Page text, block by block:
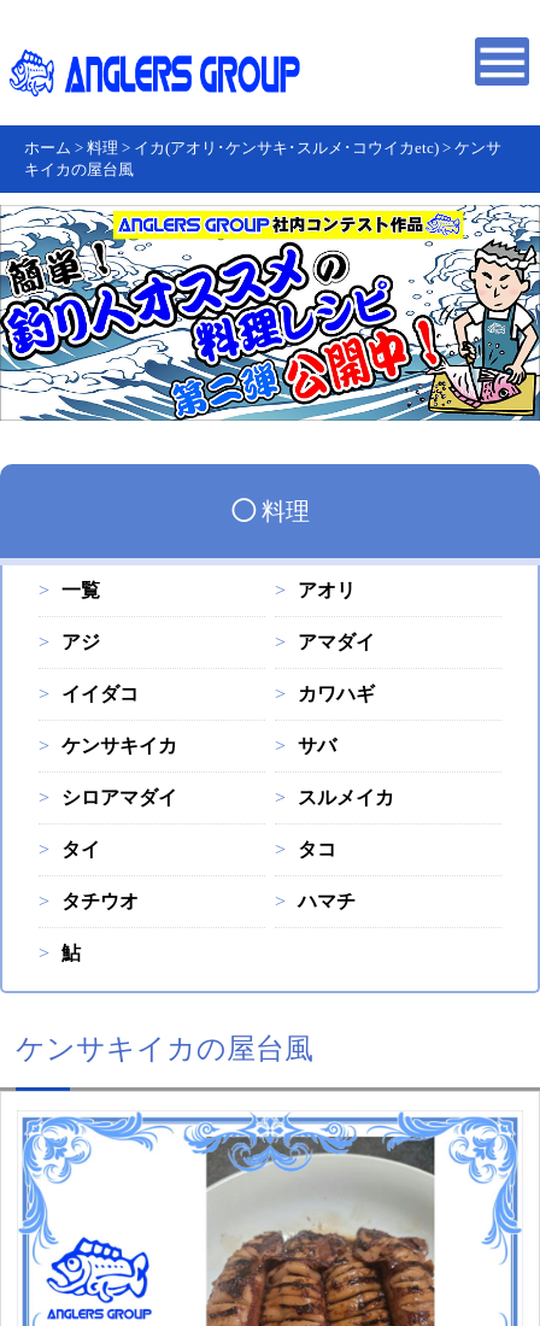
ホーム > 料理 > イカ(アオリ･ケンサキ･スルメ･コウイカetc) > ケンサ
キイカの屋台風
◯料理
一覧 アオリ
アジ アマダイ
イイダコ カワハギ
ケンサキイカ サバ
シロアマダイ スルメイカ
タイ タコ
タチウオ ハマチ
鮎
ケンサキイカの屋台風